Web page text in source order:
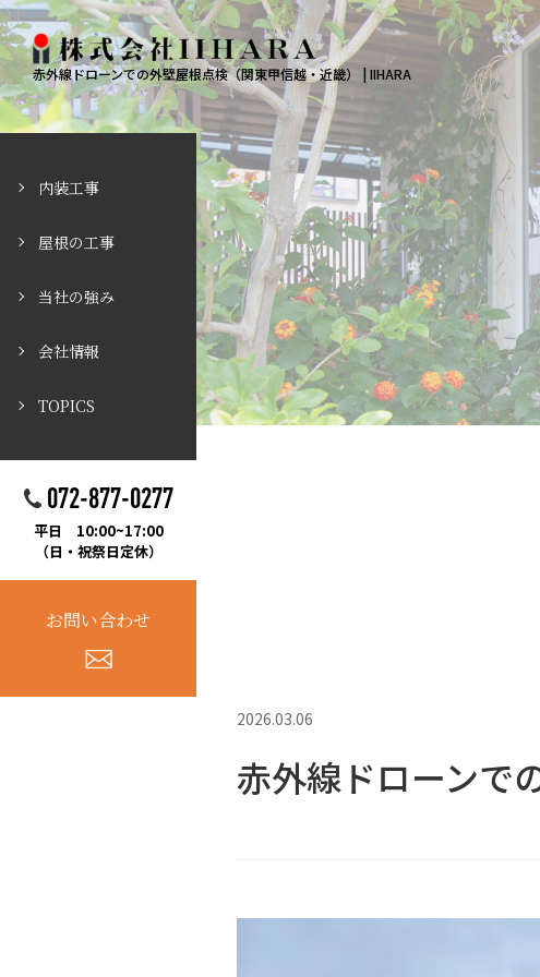
赤外線ドローンでの外壁屋根点検（関東甲信越・近畿） | IIHARA
内装工事
屋根の工事
当社の強み
会社情報
TOPICS
072-877-0277
平日 10:00~17:00
（日・祝祭日定休）
お問い合わせ
2026.03.06
赤外線ドローンで